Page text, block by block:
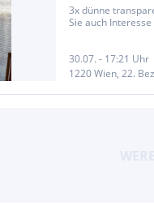
3x dünne
Sie auch
30.07. - 17:21 Uhr
1220 Wien, 22.